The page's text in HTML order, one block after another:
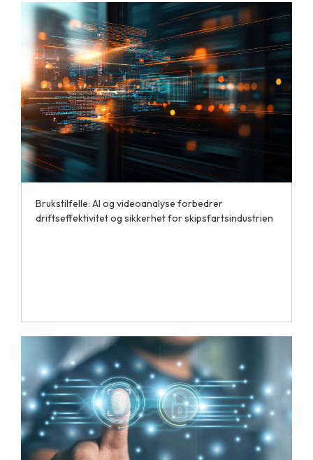
Brukstilfelle: AI og videoanalyse forbedrer
driftseffektivitet og sikkerhet for skipsfartsindustrien